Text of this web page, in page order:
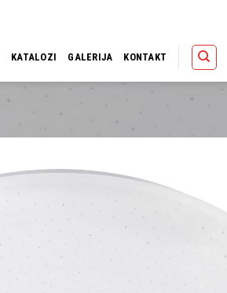
KATALOZI GALERIJA KONTAKT